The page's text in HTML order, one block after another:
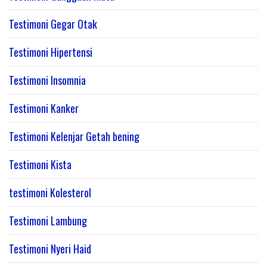
Testimoni Gegar Otak
Testimoni Hipertensi
Testimoni Insomnia
Testimoni Kanker
Testimoni Kelenjar Getah bening
Testimoni Kista
testimoni Kolesterol
Testimoni Lambung
Testimoni Nyeri Haid